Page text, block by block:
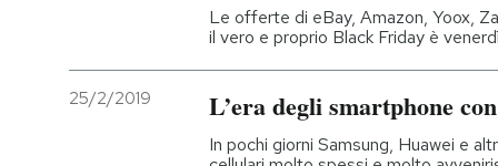
Le offerte di eBay, Amazon, Yoox,
il vero e proprio Black Friday è venerdì
25/2/2019 L’era degli smartphone
In pochi giorni Samsung, Huawei e